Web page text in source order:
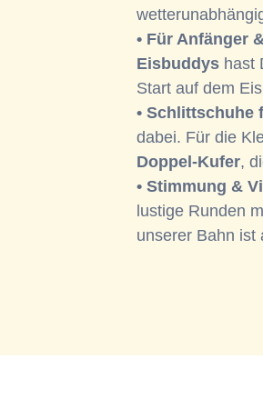
• Für Anfänger
Eisbuddys hast
Start auf dem
• Schlittschuhe
dabei. Für die
Doppel-Kufer,
• Stimmung &
lustige Runden
unserer Bahn ist